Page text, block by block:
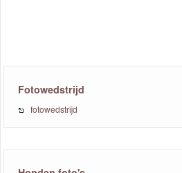
Fotowedstrijd
fotowedstrijd